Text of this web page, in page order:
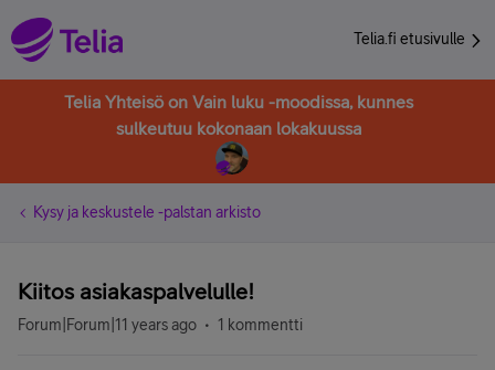
Telia.fi etusivulle
Telia Yhteisö on Vain luku -moodissa, kunnes
sulkeutuu kokonaan lokakuussa
Kysy ja keskustele -palstan arkisto
Kiitos asiakaspalvelulle!
Forum|Forum|11 years ago 1 kommentti